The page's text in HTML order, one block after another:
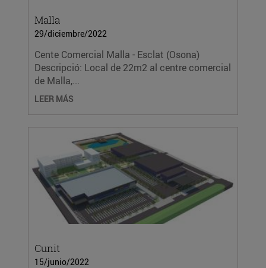
Malla
29/diciembre/2022
Cente Comercial Malla - Esclat (Osona)
Descripció: Local de 22m2 al centre comercial
de Malla,...
LEER MÁS
Cunit
15/junio/2022